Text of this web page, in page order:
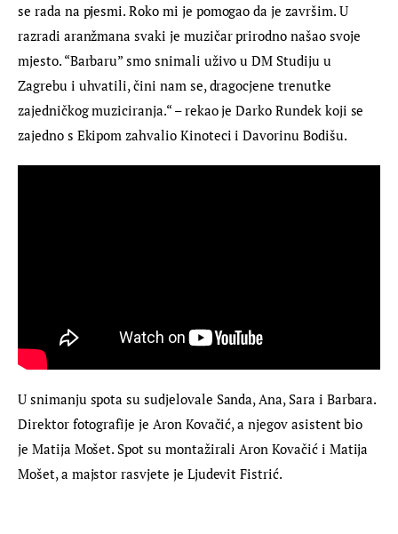
se rada na pjesmi. Roko mi je pomogao da je završim. U
razradi aranžmana svaki je muzičar prirodno našao svoje
mjesto. “Barbaru” smo snimali uživo u DM Studiju u
Zagrebu i uhvatili, čini nam se, dragocjene trenutke
zajedničkog muziciranja.“ – rekao je Darko Rundek koji se
zajedno s Ekipom zahvalio Kinoteci i Davorinu Bodišu.
U snimanju spota su sudjelovale Sanda, Ana, Sara i Barbara.
Direktor fotografije je Aron Kovačić, a njegov asistent bio
je Matija Mošet. Spot su montažirali Aron Kovačić i Matija
Mošet, a majstor rasvjete je Ljudevit Fistrić.